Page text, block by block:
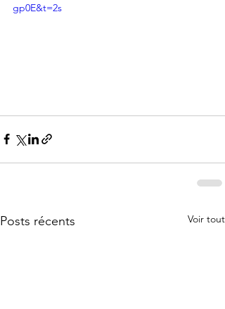
gp0E&t=2s
Posts récents Voir tout